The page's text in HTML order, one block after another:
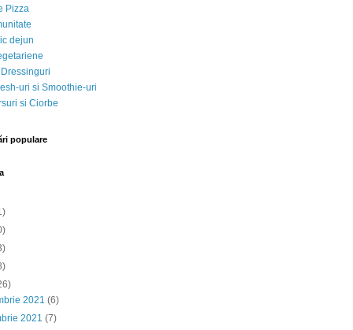
Pizza
dejun
uri si Smoothie-uri
si Ciorbe
populare
2021(6)
2021(7)